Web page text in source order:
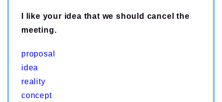
I like your idea that we should cancel the
meeting.
proposal
idea
reality
concept